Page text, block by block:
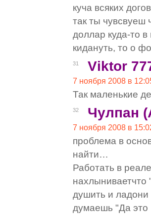
куча всяких
так ты чувсвуеш
доллар куда-то в
кидануть, то о
31 Viktor
7 ноября 2008 в
Так маленькие
32 Чулпан
7 ноября 2008 в
проблема в
найти…
Работать в
душить и ладони
думаешь "Да это